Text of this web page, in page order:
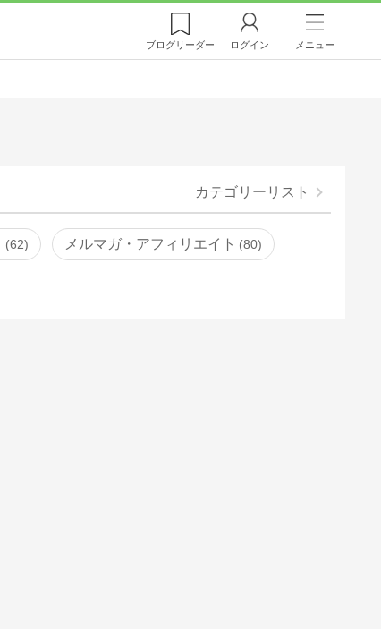
ブログリーダー ログイン メニュー
カテゴリーリスト
62 メルマガ・アフィリエイト 80